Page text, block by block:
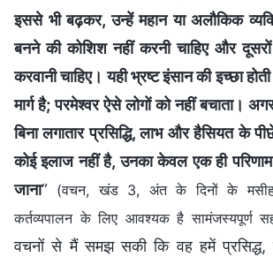
इससे भी बढ़कर, उन्हें महान या अलौकिक
बनने की कोशिश नहीं करनी चाहिए और
करवानी चाहिए। यही भ्रष्ट इंसान की इच्छा
मार्ग है; परमेश्वर ऐसे लोगों को नहीं बचाता।
बिना लगातार प्रसिद्धि, लाभ और हैसियत के
कोई इलाज नहीं है, उनका केवल एक ही परिणाम
जाना” (वचन, खंड 3, अंत के दिनों के
कर्तव्यपालन के लिए आवश्यक है सामंजस्यपूर्ण
वचनों से मैं समझ सकी कि वह हमें प्रसिद्ध,